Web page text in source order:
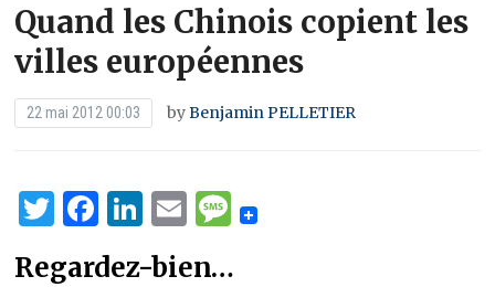
Quand les Chinois copient les
villes européennes
22 mai 2012 00:03 byBenjamin PELLETIER
Twitter
Facebook
LinkedIn
EmailMessage
Regardez-bien…